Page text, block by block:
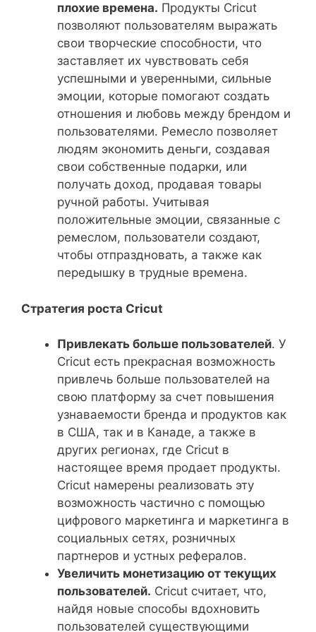
плохие времена. Продукты Cricut
позволяют пользователям выражать
свои творческие способности, что
заставляет их чувствовать себя
успешными и уверенными, сильные
эмоции, которые помогают создать
отношения и любовь между брендом и
пользователями. Ремесло позволяет
людям экономить деньги, создавая
свои собственные подарки, или
получать доход, продавая товары
ручной работы. Учитывая
положительные эмоции, связанные с
ремеслом, пользователи создают,
чтобы отпраздновать, а также как
передышку в трудные времена.
Стратегия роста Cricut
Привлекать больше пользователей. У
Cricut есть прекрасная возможность
привлечь больше пользователей на
свою платформу за счет повышения
узнаваемости бренда и продуктов как
в США, так и в Канаде, а также в
других регионах, где Cricut в
настоящее время продает продукты.
Cricut намерены реализовать эту
возможность частично с помощью
цифрового маркетинга и маркетинга в
социальных сетях, розничных
партнеров и устных рефералов.
Увеличить монетизацию от текущих
пользователей. Cricut считает, что,
найдя новые способы вдохновить
пользователей существующими